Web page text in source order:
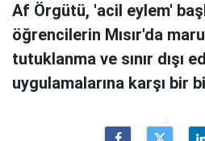
Af Örgütü, 'acil eylem'
öğrencilerin Mısır'da
tutuklanma ve sınır dışı
uygulamalarına karşı bir